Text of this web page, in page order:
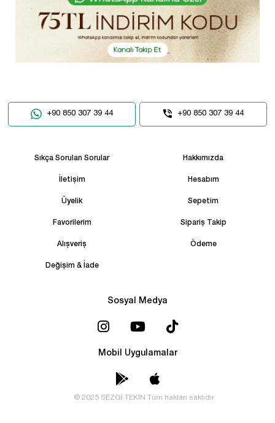
+90 850 307 39 44 +90 850 307 39 44
Sıkça Sorulan Sorular Hakkımızda
İletişim Hesabım
Üyelik Sepetim
Favorilerim Sipariş Takip
Alışveriş Ödeme
Değişim & İade
Sosyal Medya
Mobil Uygulamalar
© 2025 SEZGİ TEKİN Tüm hakları saklıdır